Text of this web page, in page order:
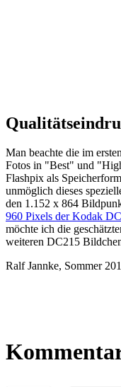
Man beachte die im
Fotos in "Best" und
Flashpix als
unmöglich dieses
den 1.152 x 864
960 Pixels der Kodak
möchte ich die
weiteren DC215
Ralf Jannke, Sommer